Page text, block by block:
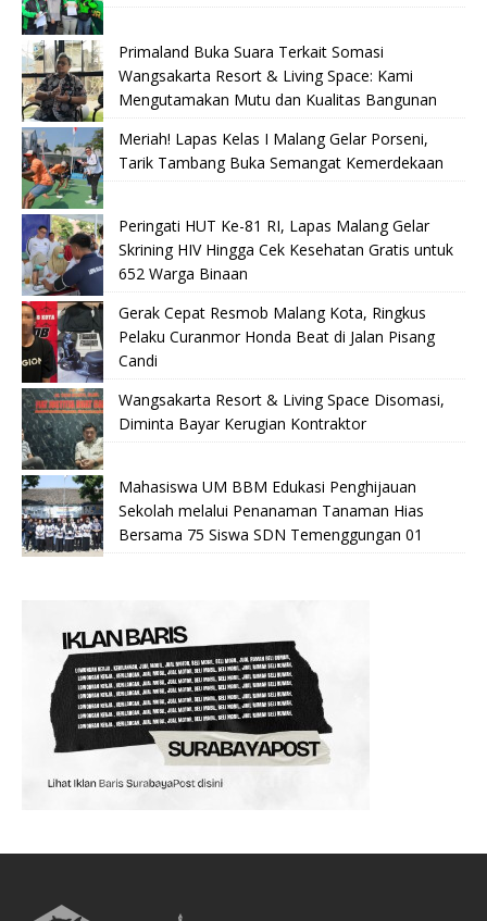
Primaland Buka Suara Terkait Somasi
Wangsakarta Resort & Living Space: Kami
Mengutamakan Mutu dan Kualitas Bangunan
Meriah! Lapas Kelas I Malang Gelar Porseni,
Tarik Tambang Buka Semangat Kemerdekaan
Peringati HUT Ke-81 RI, Lapas Malang Gelar
Skrining HIV Hingga Cek Kesehatan Gratis untuk
652 Warga Binaan
Gerak Cepat Resmob Malang Kota, Ringkus
Pelaku Curanmor Honda Beat di Jalan Pisang
Candi
Wangsakarta Resort & Living Space Disomasi,
Diminta Bayar Kerugian Kontraktor
Mahasiswa UM BBM Edukasi Penghijauan
Sekolah melalui Penanaman Tanaman Hias
Bersama 75 Siswa SDN Temenggungan 01